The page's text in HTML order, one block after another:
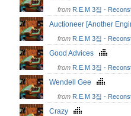
from R.E.M 3집 -
Auctioneer [Another
from R.E.M 3집 -
Good Advices
from R.E.M 3집 -
Wendell Gee
from R.E.M 3집 -
Crazy